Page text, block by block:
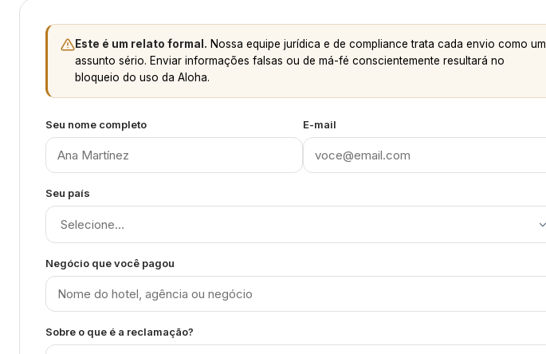
Este é um relato formal. Nossa equipe jurídica e de compliance trata cada envio como um
assunto sério. Enviar informações falsas ou de má-fé conscientemente resultará no
bloqueio do uso da Aloha.
Seu nome completo E-mail
Seu país
Negócio que você pagou
Sobre o que é a reclamação?